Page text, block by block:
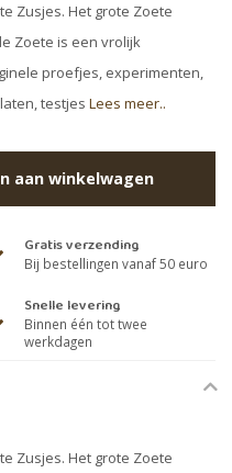
Zusjes. Het grote Zoete
Zoete is een vrolijk
proefjes, experimenten,
testjes Lees meer..
aan winkelwagen
Gratis verzending
Bij bestellingen vanaf 50 euro
Snelle levering
Binnen één tot twee
werkdagen
Zusjes. Het grote Zoete